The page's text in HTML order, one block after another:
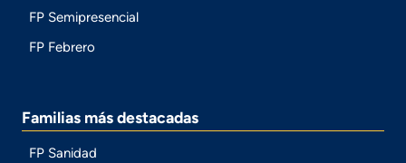
FP Semipresencial
FP Febrero
Familias más destacadas
FP Sanidad